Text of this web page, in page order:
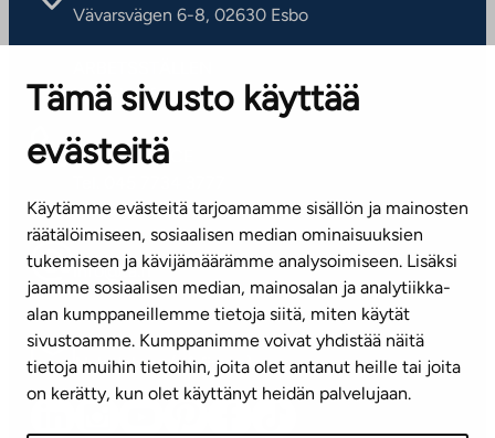
Tämä sivusto käyttää
evästeitä
Käytämme evästeitä tarjoamamme sisällön ja mainosten
räätälöimiseen, sosiaalisen median ominaisuuksien
tukemiseen ja kävijämäärämme analysoimiseen. Lisäksi
jaamme sosiaalisen median, mainosalan ja analytiikka-
alan kumppaneillemme tietoja siitä, miten käytät
sivustoamme. Kumppanimme voivat yhdistää näitä
tietoja muihin tietoihin, joita olet antanut heille tai joita
on kerätty, kun olet käyttänyt heidän palvelujaan.
Vävarsvägen 6-8, 02630 Esbo
Kontaktinformation
KUNDSERVICE
(vardagar kl. 8–16)
info@ta.fi
Nyhetsbrev (på finska)